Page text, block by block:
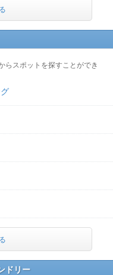
らスポットを探すことができ
ドリー